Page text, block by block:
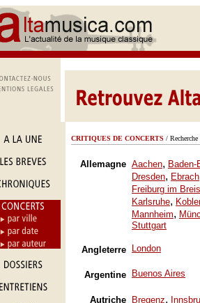
CRITIQUES DE CONCERTS /
Allemagne Aachen, Baden-
Dresden, Ebrach
Freiburg im
Karlsruhe,
Mannheim,
Stuttgart
Angleterre London
Argentine Buenos Aires
Autriche Bregenz,